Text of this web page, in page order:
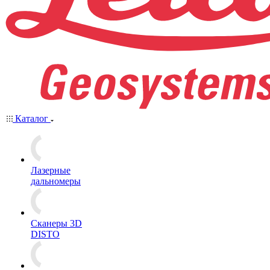
Каталог
Лазерные
дальномеры
Сканеры 3D
DISTO